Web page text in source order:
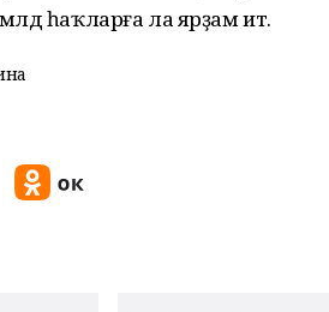
һаҡларға ла ярҙам итә.